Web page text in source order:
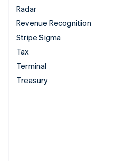
Radar
Revenue Recognition
Stripe Sigma
Tax
Terminal
Treasury